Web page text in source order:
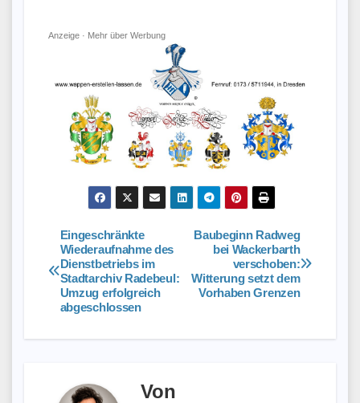
Anzeige · Mehr über Werbung
Beitragsnavigation
Baubeginn Radweg
bei Wackerbarth
verschoben:
Witterung setzt dem
Vorhaben Grenzen
Eingeschränkte
Wiederaufnahme des
Dienstbetriebs im
Stadtarchiv Radebeul:
Umzug erfolgreich
abgeschlossen
Von